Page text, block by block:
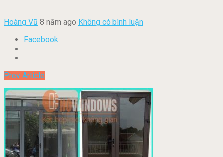
Hoàng Vũ 8 năm ago Không có bình luận
Facebook
Prev Article